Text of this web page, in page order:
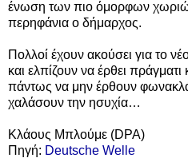
ένωση των πιο όμορφων χωριών
περηφάνια ο δήμαρχος.
Πολλοί έχουν ακούσει για το
και ελπίζουν να έρθει
πάντως να μην έρθουν
χαλάσουν την ησυχία…
Κλάους Μπλούμε (DPA)
Πηγή: Deutsche Welle